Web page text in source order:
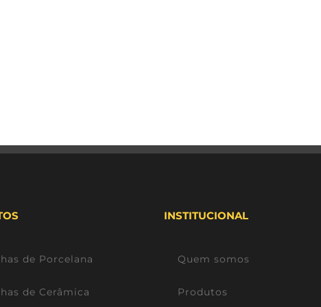
de Porcelana
de Cerâmica
INSTITUCIONAL
Quem somos
Produtos